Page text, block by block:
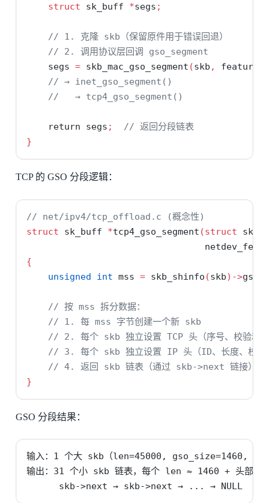
struct sk_buff *segs ;
// 1. 克隆 skb（保留原件用于错误回退）
// 2. 调用协议层回调 gso_segment
    segs
= skb_mac_gso_segment (skb , features
// → inet_gso_segment()
//   → tcp4_gso_segment()
return segs ;
// 返回分段链表
}
TCP 的 GSO 分段逻辑：
// net/ipv4/tcp_offload.c (概念性)
struct sk_buff *tcp4_gso_segment (struct
{
unsigned
int mss = skb_shinfo (skb)->
// 按 mss 拆分数据：
// 1. 每 mss 字节创建一个新 skb
// 2. 每个 skb 独立设置 TCP 头（序号、校验和
// 3. 每个 skb 独立设置 IP 头（ID、长度、校验
// 4. 返回 skb 链表（通过 skb->next 链接）
}
GSO 分段结果：
输入：1 个大 skb（len=45000, gso_size=1460,
输出：31 个小 skb 链表，每个 len ≈ 1460 + 头部
      skb->next → skb->next → ... → NULL